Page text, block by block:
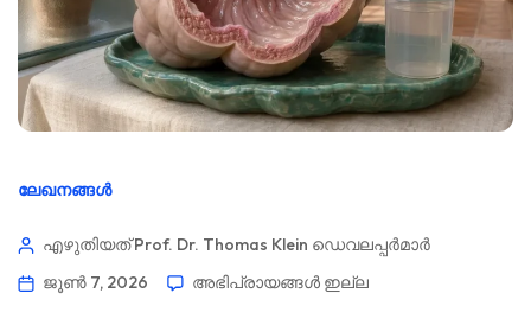
ലേഖനങ്ങൾ
എഴുതിയത് Prof. Dr. Thomas Klein ഡെവലപ്പർമാർ
ജൂൺ 7, 2026
അഭിപ്രായങ്ങൾ ഇല്ല